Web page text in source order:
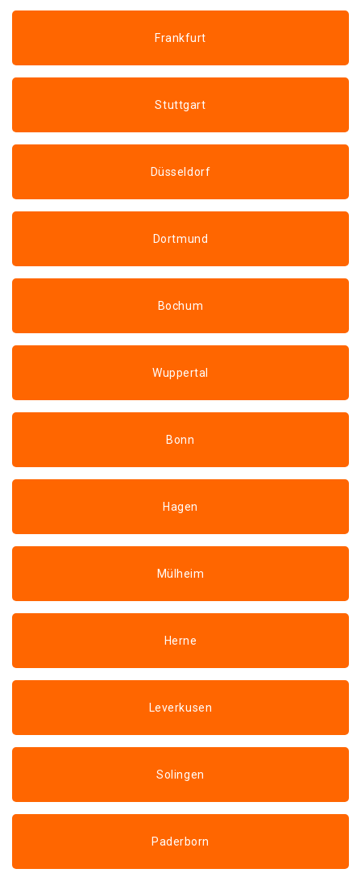
Frankfurt
Stuttgart
Düsseldorf
Dortmund
Bochum
Wuppertal
Bonn
Hagen
Mülheim
Herne
Leverkusen
Solingen
Paderborn